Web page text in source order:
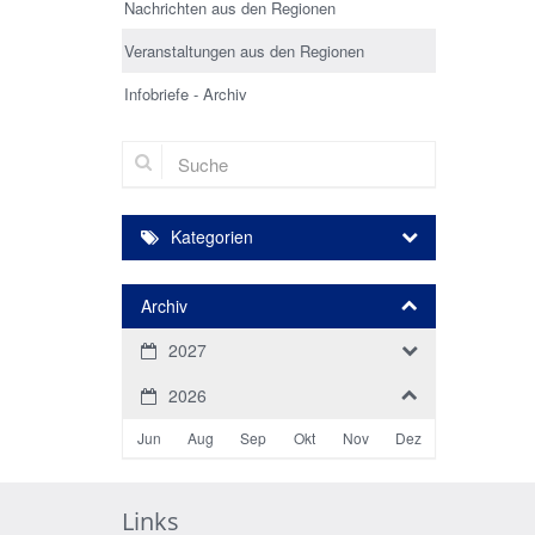
Nachrichten aus den Regionen
Veranstaltungen aus den Regionen
Infobriefe - Archiv
Suche
Kategorien
Archiv
2027
2026
Jun Aug Sep Okt Nov Dez
Links